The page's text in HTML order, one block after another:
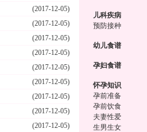
(2017-12-05)
(2017-12-05)
(2017-12-05)
(2017-12-05)
(2017-12-05)
(2017-12-05)
(2017-12-05)
(2017-12-05)
(2017-12-05)
儿科疾病
预防接种
幼儿食谱
孕妇食谱
怀孕知识
孕前准备
孕前饮食
夫妻性爱
生男生女